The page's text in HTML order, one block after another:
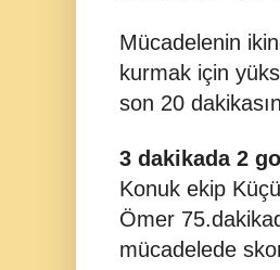
Mücadelenin
kurmak için
son 20
3 dakikada 2
Konuk ekip
Ömer
mücadelede